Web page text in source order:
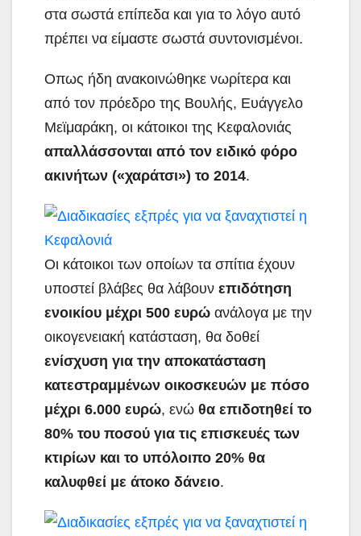
στα σωστά επίπεδα και για το λόγο αυτό
πρέπει να είμαστε σωστά συντονισμένοι.
Οπως ήδη ανακοινώθηκε νωρίτερα και
από τον πρόεδρο της Βουλής, Ευάγγελο
Μεϊμαράκη, οι κάτοικοι της Κεφαλονιάς
απαλλάσσονται από τον ειδικό φόρο
ακινήτων («χαράτσι») το 2014.
Οι κάτοικοι των οποίων τα σπίτια έχουν
υποστεί βλάβες θα λάβουν επιδότηση
ενοικίου μέχρι 500 ευρώ ανάλογα με την
οικογενειακή κατάσταση, θα δοθεί
ενίσχυση για την αποκατάσταση
κατεστραμμένων οικοσκευών με πόσο
μέχρι 6.000 ευρώ, ενώ θα επιδοτηθεί το
80% του ποσού για τις επισκευές των
κτιρίων και το υπόλοιπο 20% θα
καλυφθεί με άτοκο δάνειο.